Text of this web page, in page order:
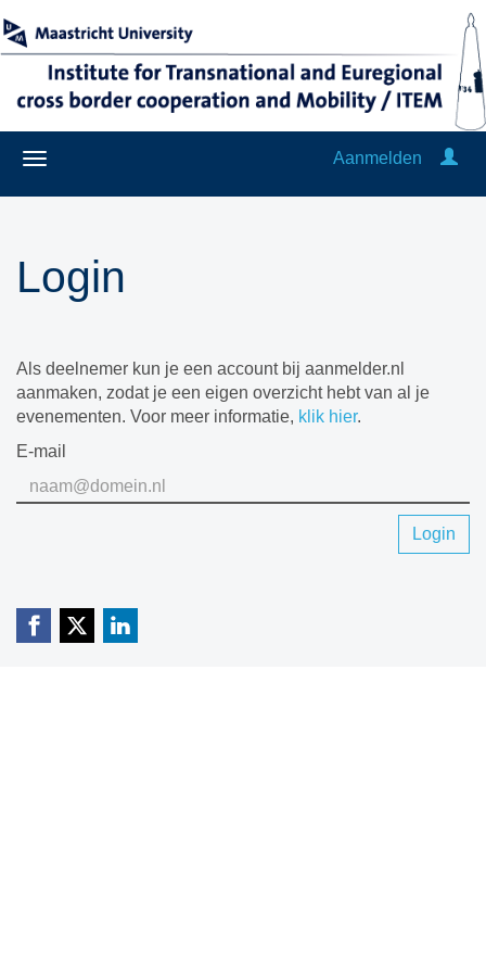
Aanmelden
Login
Als deelnemer kun je een account bij aanmelder.nl
aanmaken, zodat je een eigen overzicht hebt van al je
evenementen. Voor meer informatie, klik hier.
E-mail
Login